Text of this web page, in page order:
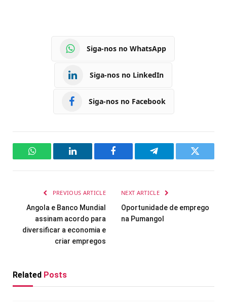
Siga-nos no WhatsApp
Siga-nos no LinkedIn
Siga-nos no Facebook
WhatsAppLinkedIn Facebook Telegram Twitter
PREVIOUS ARTICLE
Angola e Banco Mundial
assinam acordo para
diversificar a economia e
criar empregos
NEXT ARTICLE
Oportunidade de emprego
na Pumangol
Related Posts